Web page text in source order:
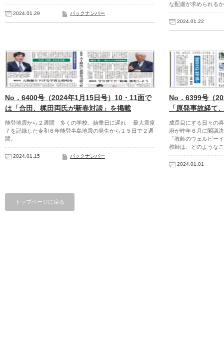
2024.01.29 バックナンバー
な配慮が求められる
2024.01.22
No．6400号（2024年1月15日号）10・11面で
は「合田、梶田両氏が新春対談」を掲載
能登地震から２週間 多くの学校、始業日に遅れ 最大震度
７を記録した令和６年能登半島地震の発生から１５日で２週
間。
2024.01.15 バックナンバー
No．6399号（
「原発事故経て
成長目にする日々
府が昨年６月に閣議
「教師のウェルビー
教師は、どのような
2024.01.01
トップページに戻る